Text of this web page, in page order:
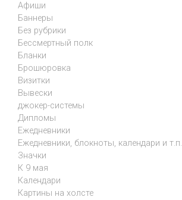
Афиши
Баннеры
Без рубрики
Бессмертный полк
Бланки
Брошюровка
Визитки
Вывески
джокер-системы
Дипломы
Ежедневники
Ежедневники, блокноты, календари и т.п.
Значки
К 9 мая
Календари
Картины на холсте